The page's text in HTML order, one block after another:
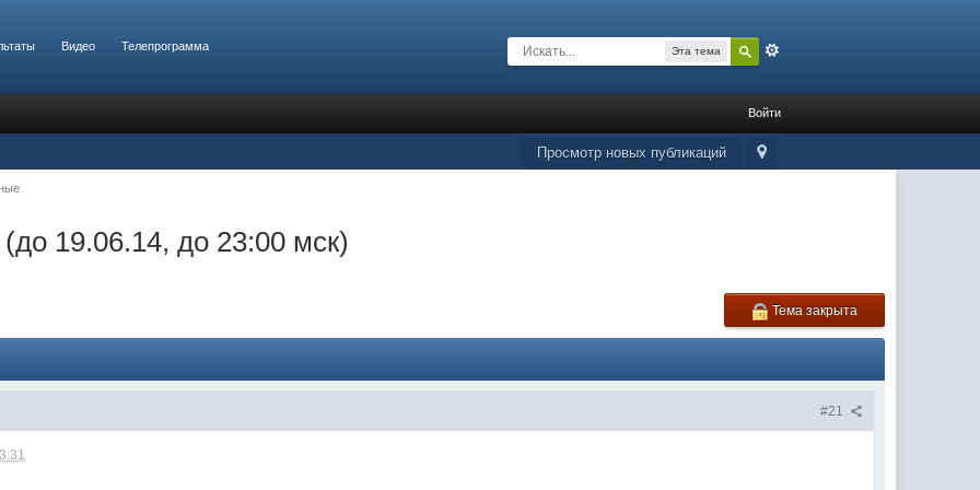
Видео
Телепрограмма
Эта тема
Войти
Просмотр новых публикаций
19.06.14, до 23:00 мск)
Тема закрыта
#21